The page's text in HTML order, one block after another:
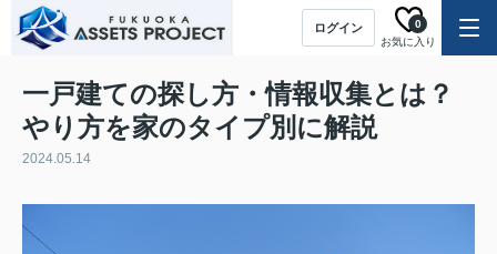
ログイン
お気に入り
0
一戸建ての探し方・情報収集とは？
やり方を家のタイプ別に解説
2024.05.14